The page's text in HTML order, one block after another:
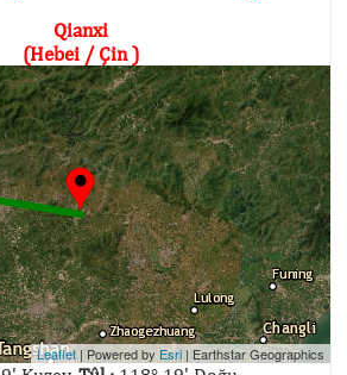
Qianxi
(Hebei / Çin )
Leaflet | Powered by Esri | Earthstar Geographics